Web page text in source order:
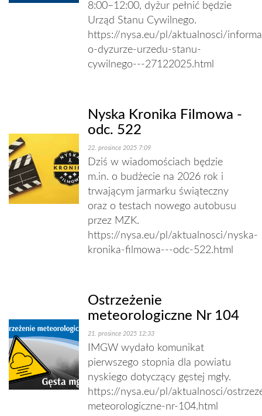
8:00–12:00, dyżur pełnić będzie
Urząd Stanu Cywilnego.
https://nysa.eu/pl/aktualnosci/
o-dyzurze-urzedu-stanu-
cywilnego---27122025.html
Nyska Kronika Filmowa -
odc. 522
22. prosince 2025 7:09
Dziś w wiadomościach będzie
m.in. o budżecie na 2026 rok i
trwającym jarmarku świąteczny
oraz o testach nowego autobusu
przez MZK.
https://nysa.eu/pl/aktualnosci/nyska-
kronika-filmowa---odc-522.html
Ostrzeżenie
meteorologiczne Nr 104
21. prosince 2025 12:33
IMGW wydało komunikat
pierwszego stopnia dla powiatu
nyskiego dotyczący gęstej mgły.
https://nysa.eu/pl/aktualnosci/
meteorologiczne-nr-104.html